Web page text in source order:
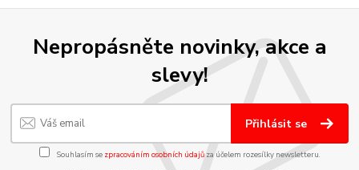
Nepropásněte novinky, akce a
slevy!
Přihlásit se
Souhlasím se zpracováním osobních údajůza účelem rozesílky newsletteru.